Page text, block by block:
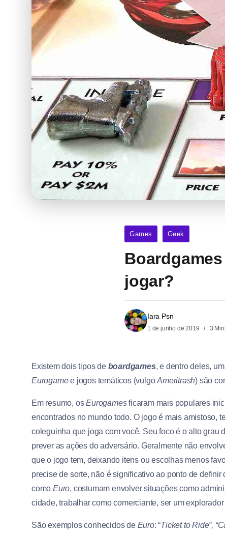
Games Geek
jogar?
Iara Psn
1 de junho de 2019 3
Existem dois tipos de boardgames, e dentro deles,
Eurogamee jogos temáticos (vulgoAmeritrash) são
Em resumo, osEurogamesficaram mais populares
encontrados no mundo todo. O jogo é mais amistoso,
coleguinha que joga com você. Seu foco é o alto grau
prever as ações do adversário. Geralmente não
que o jogo tem, deixando itens ou escolhas menos
precise de sorte, não é significativo ao ponto de
como Euro, costumam envolver situações como
cidade, trabalhar como comerciante, ser um
São exemplos conhecidos deEuro: “Ticket to Ride”,